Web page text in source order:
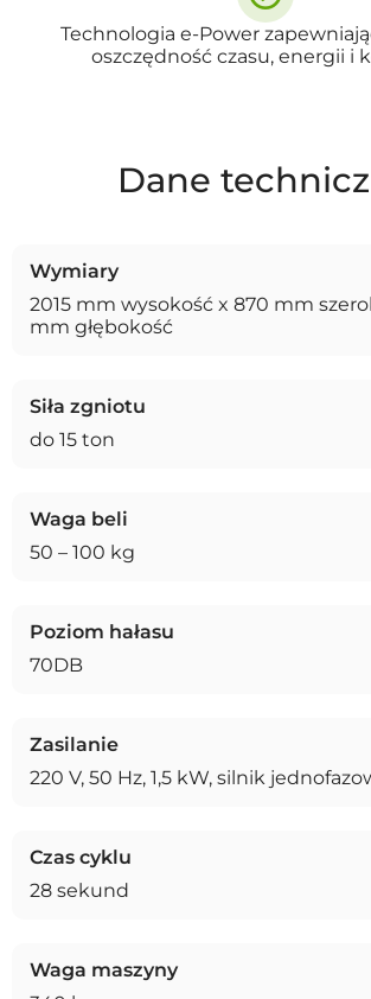
Technologia e-Power
oszczędność czasu, energii i
Dane
Wymiary
2015 mm wysokość x 870 mm
mm głębokość
Siła zgniotu
do 15 ton
Waga beli
50 – 100 kg
Poziom hałasu
70DB
Zasilanie
220 V, 50 Hz, 1,5 kW, silnik
Czas cyklu
28 sekund
Waga maszyny